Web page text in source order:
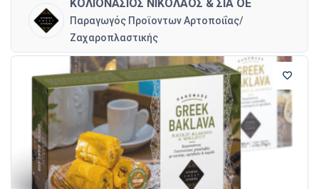
ΚΟΛΙΟΝΑΣΙΟΣ ΝΙΚΟΛΑΟΣ & ΣΙΑ ΟΕ
Παραγωγός Προϊοντων Αρτοποιΐας/
Ζαχαροπλαστικής